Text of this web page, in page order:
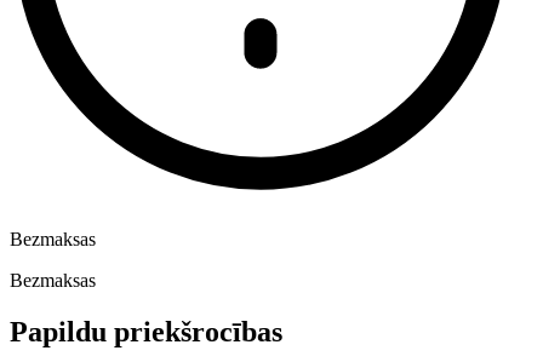
Bezmaksas
Bezmaksas
Papildu priekšrocības